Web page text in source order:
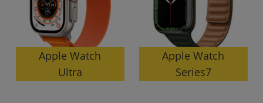
Apple Watch
Ultra
Apple Watch
Series7